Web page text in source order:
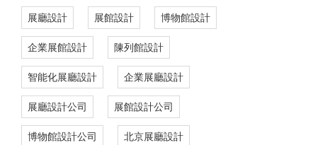
展廳設計 展館設計 博物館設計
企業展館設計 陳列館設計
智能化展廳設計 企業展廳設計
展廳設計公司 展館設計公司
博物館設計公司 北京展廳設計